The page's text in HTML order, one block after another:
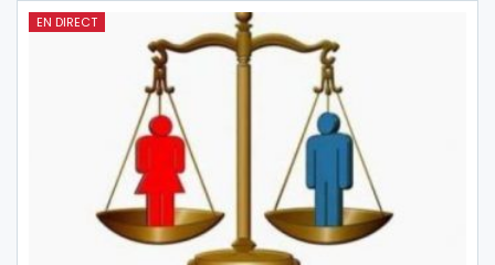
EN DIRECT